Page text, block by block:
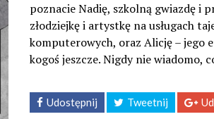
poznacie Nadię, szkolną gwiazdę i
złodziejkę i artystkę na usługach
komputerowych, oraz Alicję – jego
kogoś jeszcze. Nigdy nie wiadomo,
Udostępnij Tweetnij